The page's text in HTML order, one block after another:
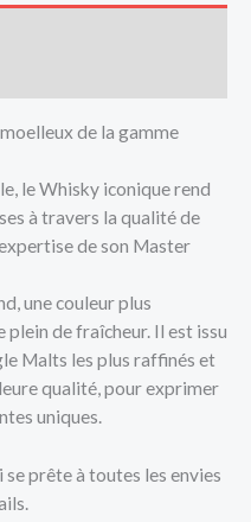
de la gamme
le Whisky iconique rend
à travers la qualité de
de son Master
une couleur plus
de fraîcheur. Il est issu
Malts les plus raffinés et
qualité, pour exprimer
uniques.
se prête à toutes les envies